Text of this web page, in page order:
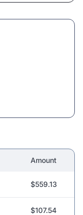
Amount
$559.13
$107.54